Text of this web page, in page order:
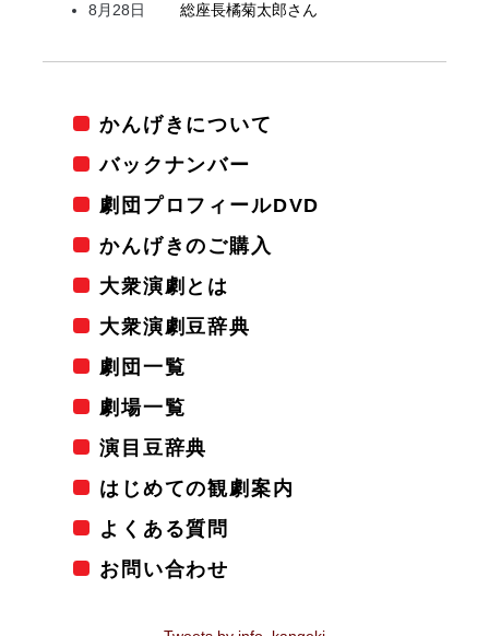
8月28日
総座長橘菊太郎さん
かんげきについて
バックナンバー
劇団プロフィールDVD
かんげきのご購入
大衆演劇とは
大衆演劇豆辞典
劇団一覧
劇場一覧
演目豆辞典
はじめての観劇案内
よくある質問
お問い合わせ